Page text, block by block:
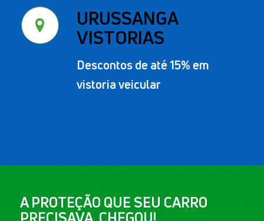
URUSSANGA
VISTORIAS
Descontos de até 15% em
vistoria veicular
A PROTEÇÃO QUE SEU CARRO